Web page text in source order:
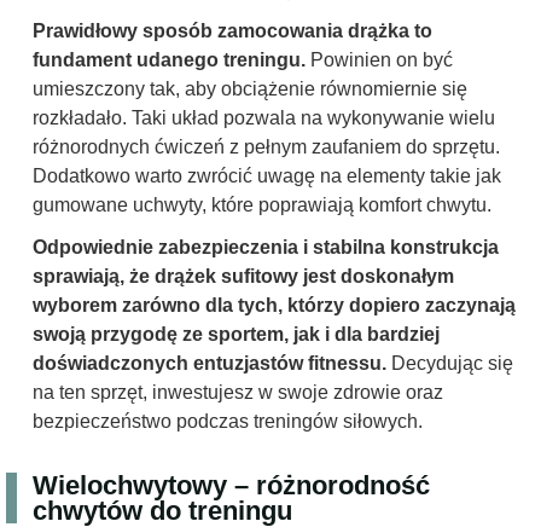
Prawidłowy sposób zamocowania drążka to
fundament udanego treningu. Powinien on być
umieszczony tak, aby obciążenie równomiernie się
rozkładało. Taki układ pozwala na wykonywanie wielu
różnorodnych ćwiczeń z pełnym zaufaniem do sprzętu.
Dodatkowo warto zwrócić uwagę na elementy takie jak
gumowane uchwyty, które poprawiają komfort chwytu.
Odpowiednie zabezpieczenia i stabilna konstrukcja
sprawiają, że drążek sufitowy jest doskonałym
wyborem zarówno dla tych, którzy dopiero zaczynają
swoją przygodę ze sportem, jak i dla bardziej
doświadczonych entuzjastów fitnessu. Decydując się
na ten sprzęt, inwestujesz w swoje zdrowie oraz
bezpieczeństwo podczas treningów siłowych.
Wielochwytowy – różnorodność
chwytów do treningu